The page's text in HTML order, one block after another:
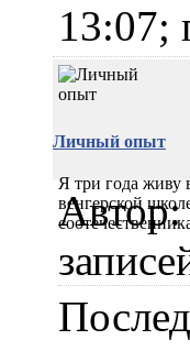
13:07;
Личный опыт
Я три года живу
венгерской